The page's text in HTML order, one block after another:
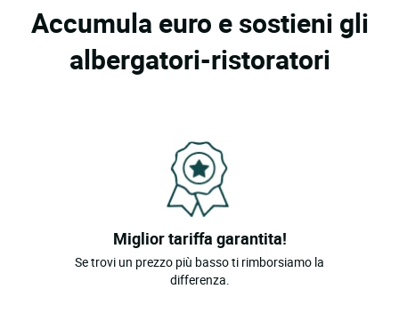
Accumula euro e sostieni gli
albergatori-ristoratori
Miglior tariffa garantita!
Se trovi un prezzo più basso ti rimborsiamo la
differenza.